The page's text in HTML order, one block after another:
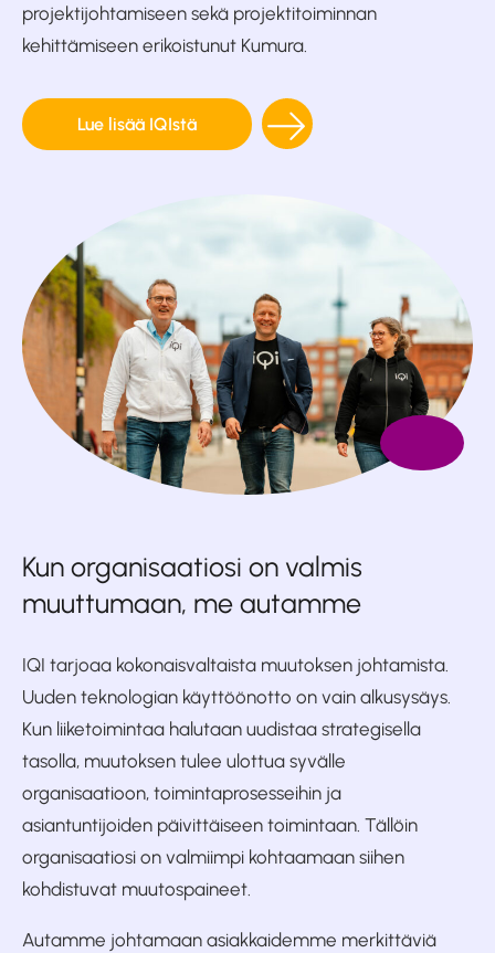
projektijohtamiseen sekä projektitoiminnan
kehittämiseen erikoistunut Kumura.
Lue lisää IQIstä
Kun organisaatiosi on valmis
muuttumaan, me autamme
IQI tarjoaa kokonaisvaltaista muutoksen johtamista.
Uuden teknologian käyttöönotto on vain alkusysäys.
Kun liiketoimintaa halutaan uudistaa strategisella
tasolla, muutoksen tulee ulottua syvälle
organisaatioon, toimintaprosesseihin ja
asiantuntijoiden päivittäiseen toimintaan. Tällöin
organisaatiosi on valmiimpi kohtaamaan siihen
kohdistuvat muutospaineet.
Autamme johtamaan asiakkaidemme merkittäviä